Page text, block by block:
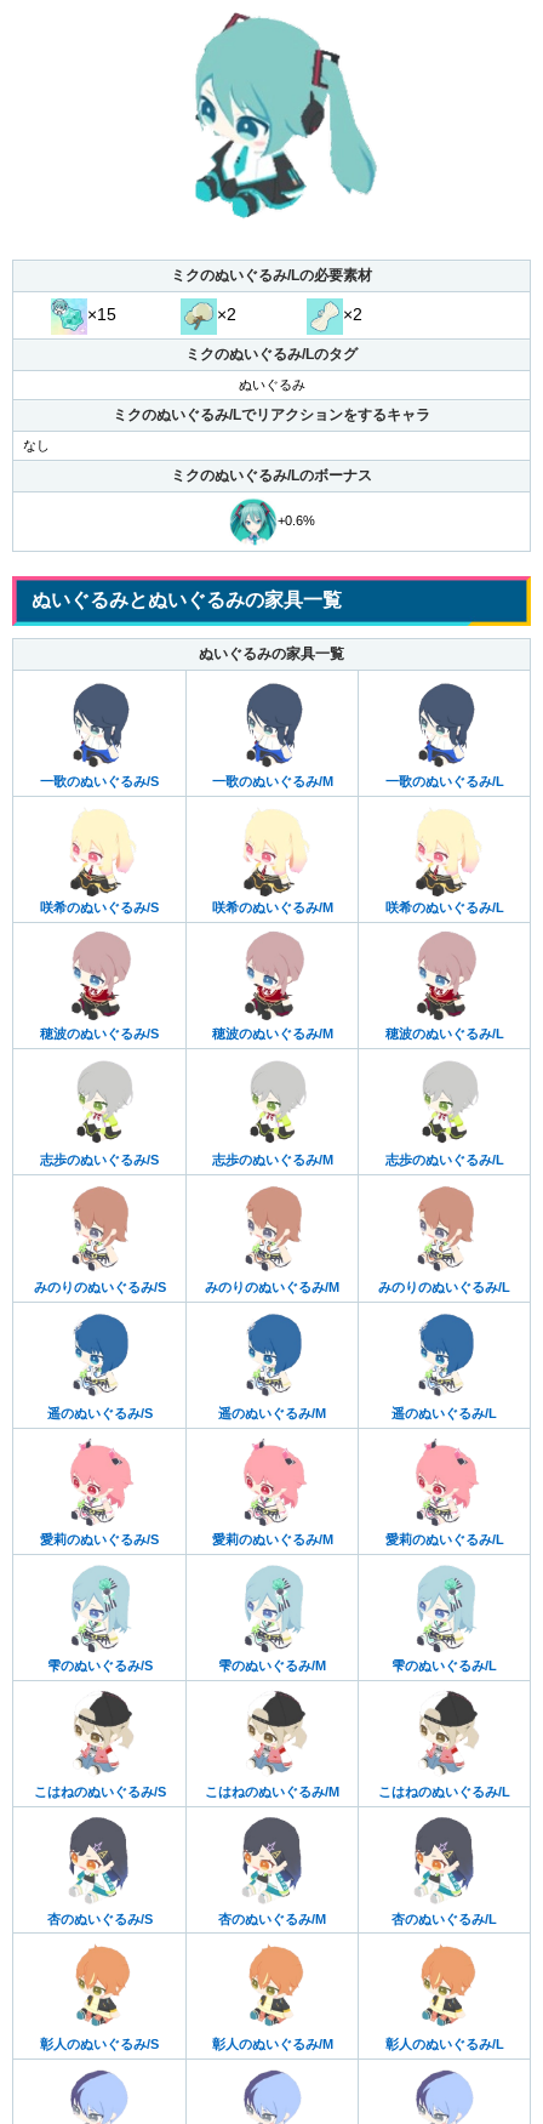
ミクのぬいぐるみ/Lの必要素材
×15 ×2 ×2
ミクのぬいぐるみ/Lのタグ
ぬいぐるみ
ミクのぬいぐるみ/Lでリアクションをするキャラ
なし
ミクのぬいぐるみ/Lのボーナス
+0.6%
ぬいぐるみとぬいぐるみの家具一覧
ぬいぐるみの家具一覧
一歌のぬいぐるみ/S 一歌のぬいぐるみ/M 一歌のぬいぐるみ/L
咲希のぬいぐるみ/S 咲希のぬいぐるみ/M 咲希のぬいぐるみ/L
穂波のぬいぐるみ/S 穂波のぬいぐるみ/M 穂波のぬいぐるみ/L
志歩のぬいぐるみ/S 志歩のぬいぐるみ/M 志歩のぬいぐるみ/L
みのりのぬいぐるみ/S みのりのぬいぐるみ/M みのりのぬいぐるみ/L
遥のぬいぐるみ/S 遥のぬいぐるみ/M 遥のぬいぐるみ/L
愛莉のぬいぐるみ/S 愛莉のぬいぐるみ/M 愛莉のぬいぐるみ/L
雫のぬいぐるみ/S 雫のぬいぐるみ/M 雫のぬいぐるみ/L
こはねのぬいぐるみ/S こはねのぬいぐるみ/M こはねのぬいぐるみ/L
杏のぬいぐるみ/S 杏のぬいぐるみ/M 杏のぬいぐるみ/L
彰人のぬいぐるみ/S 彰人のぬいぐるみ/M 彰人のぬいぐるみ/L